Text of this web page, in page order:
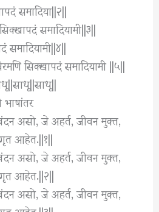
समादिया||२||
समादियामी||३||
सिक्खापदं समादियामी ||५||
असो, जे अहर्त, जीवन मुक्त,
आहेत.||१||
असो, जे अहर्त, जीवन मुक्त,
आहेत.||२||
असो, जे अहर्त, जीवन मुक्त,